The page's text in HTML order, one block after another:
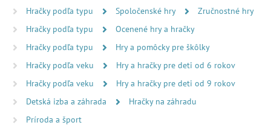
Hračky podľa typu Spoločenské hry
Zručnostné hry
Hračky podľa typu
Ocenené hry a hračky
Hračky podľa typu
Hry a pomôcky pre škôlky
Hračky podľa veku
Hry a hračky pre deti od 6 rokov
Hračky podľa veku
Hry a hračky pre deti od 9 rokov
Detská izba a záhrada
Hračky na záhradu
Príroda a šport